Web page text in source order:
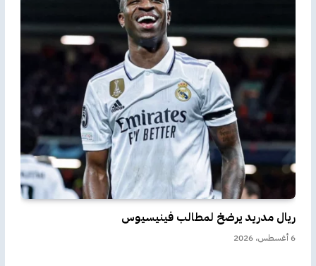
ريال مدريد يرضخ لمطالب فينيسيوس
6 أغسطس، 2026